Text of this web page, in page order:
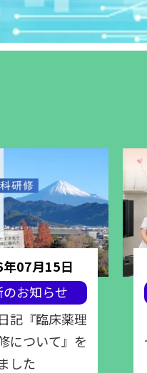
07月15日
のお知らせ
記『臨床薬理
について』を
した